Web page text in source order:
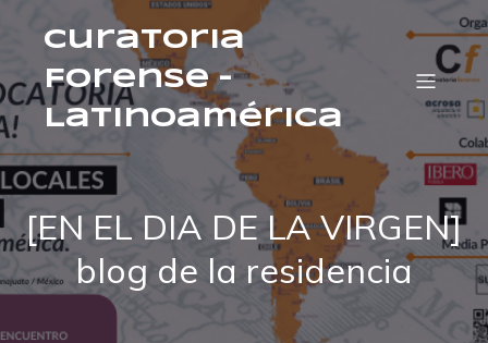
Curatoria
Forense –
Latinoamérica
[EN EL DIA DE LA VIRGEN]
blog de la residencia